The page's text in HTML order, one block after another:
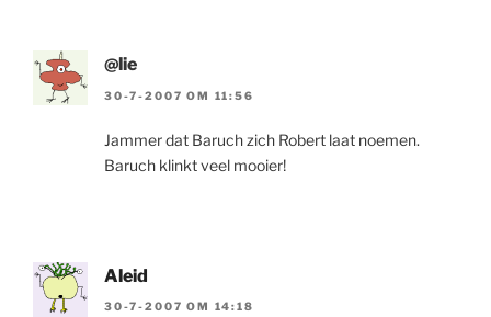
@lie
30-7-2007 OM 11:56
Jammer dat Baruch zich Robert laat noemen.
Baruch klinkt veel mooier!
Aleid
30-7-2007 OM 14:18